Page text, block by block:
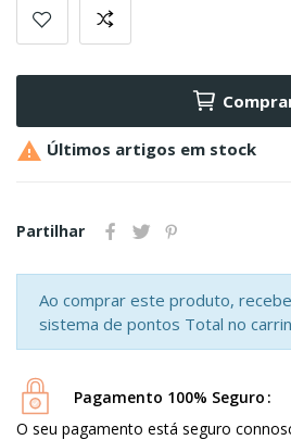
 Últimos artigos em stock
Partilhar
Ao comprar este produto, recebe
sistema de pontos Total no
Pagamento 100% Seguro
O seu pagamento está seguro